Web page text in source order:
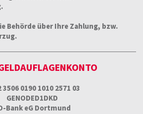
Behörde über Ihre Zahlung, bzw.
3506 0190 1010 2571 03
GENODED1DKD
Bank eG Dortmund